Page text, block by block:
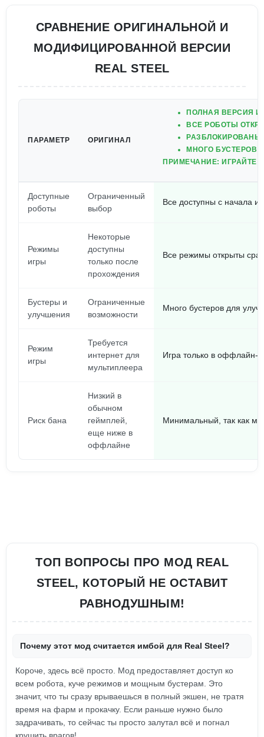
СРАВНЕНИЕ ОРИГИНАЛЬНОЙ И
МОДИФИЦИРОВАННОЙ ВЕРСИИ
REAL STEEL
ПАРАМЕТР ОРИГИНАЛ
ПОЛНАЯ ВЕРСИЯ
ВСЕ РОБОТЫ
МНОГО БУСТЕРОВ
ПРИМЕЧАНИЕ: ИГРАЙТЕ
Доступные
роботы
Ограниченный
выбор
Все доступны с начала
Режимы
игры
Некоторые
доступны
только после
прохождения
Все режимы открыты
Бустеры и
улучшения
Ограниченные
возможности
Много бустеров для
Режим
игры
Требуется
интернет для
мультиплеера
Игра только в оффлайн-
Риск бана
Низкий в
обычном
геймплей,
еще ниже в
оффлайне
Минимальный, так как
ТОП ВОПРОСЫ ПРО МОД REAL
STEEL, КОТОРЫЙ НЕ ОСТАВИТ
РАВНОДУШНЫМ!
Почему этот мод считается имбой для Real Steel?
Короче, здесь всё просто. Мод предоставляет доступ ко
всем робота, куче режимов и мощным бустерам. Это
значит, что ты сразу врываешься в полный экшен, не тратя
время на фарм и прокачку. Если раньше нужно было
задрачивать, то сейчас ты просто залутал всё и погнал